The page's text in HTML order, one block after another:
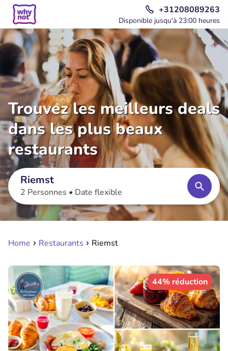
+31208089263
Disponible jusqu'à 23:00 heures
Trouvez les meilleurs deals
dans les plus beaux
restaurants
Riemst
2 Personnes • Date flexible
Home Restaurants Riemst
44% réduction